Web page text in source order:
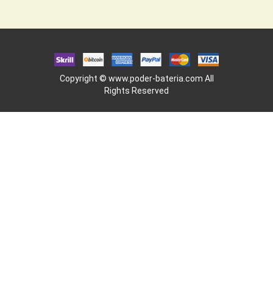
Copyright © www.poder-bateria.com All
Rights Reserved